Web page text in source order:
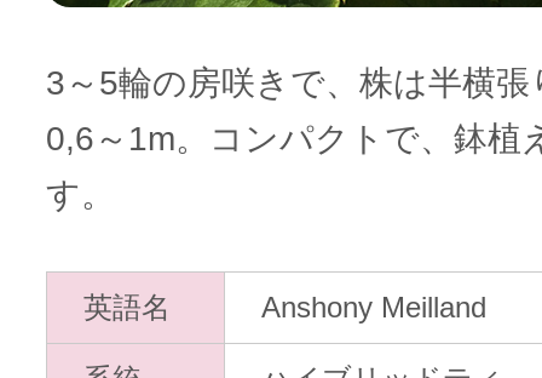
3～5輪の房咲きで、株は半横
0,6～1m。コンパクトで、鉢植
す。
英語名 Anshony Meilland